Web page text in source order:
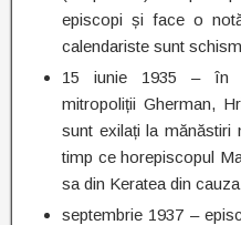
episcopi și face o
calendariste sunt
15 iunie 1935 – în
mitropoliții Gherman,
sunt exilați la mănăstiri
timp ce horepiscopul
sa din Keratea din
septembrie 1937 –